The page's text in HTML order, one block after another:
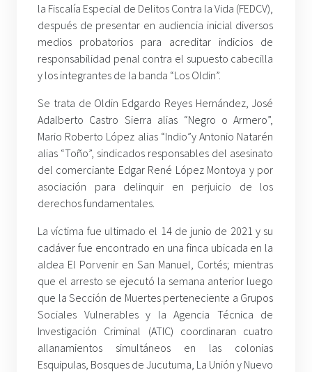
la Fiscalía Especial de Delitos Contra la Vida (FEDCV),
después de presentar en audiencia inicial diversos
medios probatorios para acreditar indicios de
responsabilidad penal contra el supuesto cabecilla
y los integrantes de la banda “Los Oldin”.
Se trata de Oldin Edgardo Reyes Hernández, José
Adalberto Castro Sierra alias “Negro o Armero”,
Mario Roberto López alias “Indio”y Antonio Natarén
alias “Toño”, sindicados responsables del asesinato
del comerciante Edgar René López Montoya y por
asociación para delinquir en perjuicio de los
derechos fundamentales.
La víctima fue ultimado el 14 de junio de 2021 y su
cadáver fue encontrado en una finca ubicada en la
aldea El Porvenir en San Manuel, Cortés; mientras
que el arresto se ejecutó la semana anterior luego
que la Sección de Muertes perteneciente a Grupos
Sociales Vulnerables y la Agencia Técnica de
Investigación Criminal (ATIC) coordinaran cuatro
allanamientos simultáneos en las colonias
Esquipulas, Bosques de Jucutuma, La Unión y Nuevo